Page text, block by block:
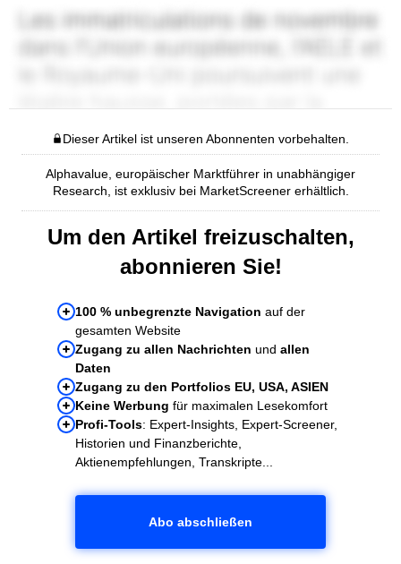
Dieser Artikel ist unseren Abonnenten vorbehalten.
Alphavalue, europäischer Marktführer in unabhängiger
Research, ist exklusiv bei MarketScreener erhältlich.
Um den Artikel freizuschalten,
abonnieren Sie!
100 % unbegrenzte Navigation auf der
gesamten Website
Zugang zu allen Nachrichten und allen
Daten
Zugang zu den Portfolios EU, USA, ASIEN
Keine Werbung für maximalen Lesekomfort
Profi-Tools: Expert-Insights, Expert-Screener,
Historien und Finanzberichte,
Aktienempfehlungen, Transkripte...
Abo abschließen